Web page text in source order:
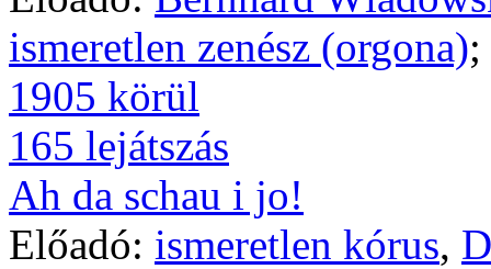
ismeretlen zenész (orgona)
1905 körül
165 lejátszás
Ah da schau i jo!
Előadó: ismeretlen kórus,